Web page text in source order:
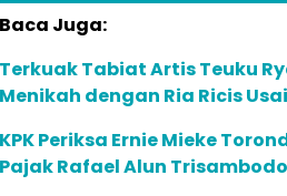
Baca Juga:
Terkuak Tabiat Artis Teuku
Menikah dengan Ria Ricis
KPK Periksa Ernie Mieke
Pajak Rafael Alun Trisambodo